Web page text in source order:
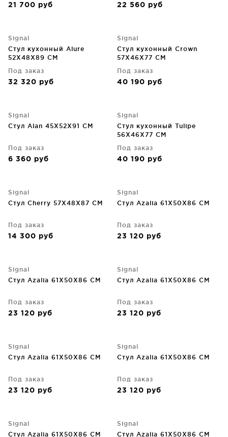
21 700 руб 22 560 руб
Signal
Стул кухонный Alure
52X48X89 CM
Под заказ
32 320 руб
Signal
Стул кухонный Crown
57X46X77 CM
Под заказ
40 190 руб
Signal
Стул Alan 45X52X91 CM
Под заказ
6 360 руб
Signal
Стул кухонный Tulipe
56X46X77 CM
Под заказ
40 190 руб
Signal
Стул Cherry 57X48X87 CM
Под заказ
14 300 руб
Signal
Стул Azalia 61X50X86 CM
Под заказ
23 120 руб
Signal
Стул Azalia 61X50X86 CM
Под заказ
23 120 руб
Signal
Стул Azalia 61X50X86 CM
Под заказ
23 120 руб
Signal
Стул Azalia 61X50X86 CM
Под заказ
23 120 руб
Signal
Стул Azalia 61X50X86 CM
Под заказ
23 120 руб
Signal
Стул Azalia 61X50X86 CM
Signal
Стул Azalia 61X50X86 CM